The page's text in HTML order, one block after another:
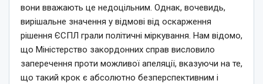
вони вважають це недоцільним. Однак, вочевидь,
вирішальне значення у відмові від оскарження
рішення ЄСПЛ грали політичні міркування. Нам відомо,
що Міністерство закордонних справ висловило
заперечення проти можливої апеляції, вказуючи на те,
що такий крок є абсолютно безперспективним і